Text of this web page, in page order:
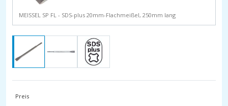
MEISSEL SP FL - SDS-plus 20mm-Flachmeißel, 250mm lang
Preis